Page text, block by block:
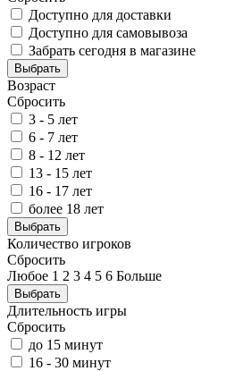
Доступно для доставки
Доступно для самовывоза
Забрать сегодня в магазине
Выбрать
Возраст
Сбросить
3 - 5 лет
6 - 7 лет
8 - 12 лет
13 - 15 лет
16 - 17 лет
более 18 лет
Выбрать
Количество игроков
Сбросить
Любое 1 2 3 4 5 6 Больше
Выбрать
Длительность игры
Сбросить
до 15 минут
16 - 30 минут